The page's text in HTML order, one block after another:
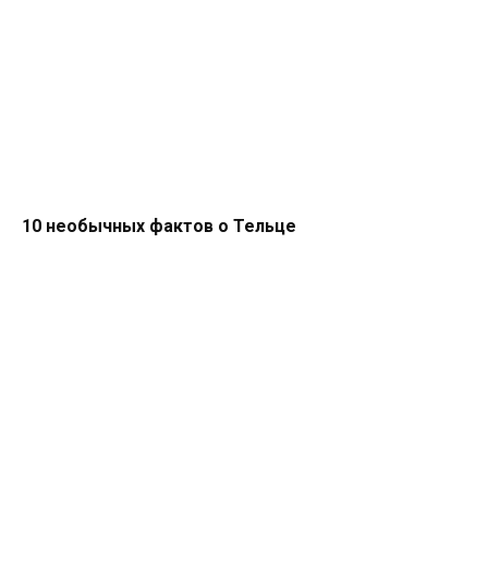
10 необычных фактов о Тельце